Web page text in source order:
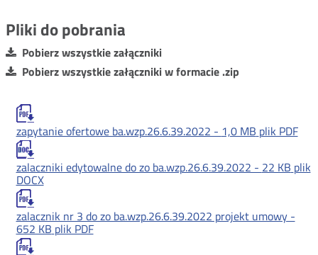
Pliki do pobrania
Pobierz wszystkie załączniki
Pobierz wszystkie załączniki w formacie .zip
zapytanie ofertowe ba.wzp.26.6.39.2022 - 1,0 MB plik PDF
zalaczniki edytowalne do zo ba.wzp.26.6.39.2022 - 22 KB plik
DOCX
zalacznik nr 3 do zo ba.wzp.26.6.39.2022 projekt umowy -
652 KB plik PDF